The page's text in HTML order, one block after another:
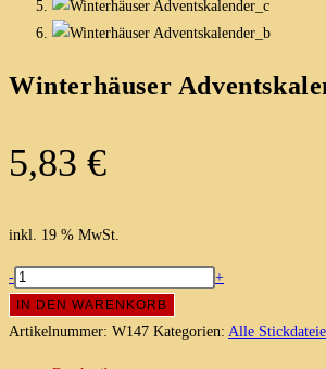
Winterhäuser
5,83 €
inkl. 19 % MwSt.
Winterhäuser
Adventskalender
1
- +
IN DEN WARENKORB
Artikelnummer: W147 Kategorien: Alle